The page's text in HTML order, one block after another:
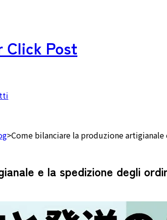
Click Post
>Come bilanciare la produzione
e la spedizione degli